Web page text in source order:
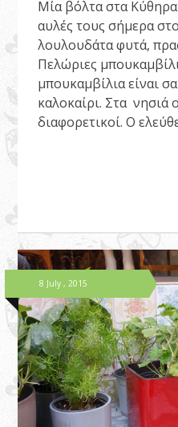
Μία βόλτα στα Κύθηρα
αυλές τους σήμερα
λουλουδάτα φυτά,
Πελώριες
μπουκαμβίλια είναι
καλοκαίρι. Στα νησιά
διαφορετικοί. Ο
8 July , 2015